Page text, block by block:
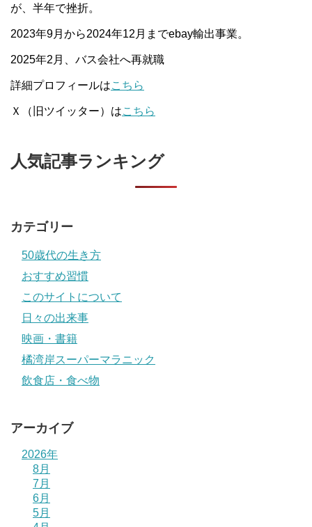
が、半年で挫折。
2023年9月から2024年12月までebay輸出事業。
2025年2月、バス会社へ再就職
詳細プロフィールはこちら
Ｘ（旧ツイッター）はこちら
人気記事ランキング
カテゴリー
50歳代の生き方
おすすめ習慣
このサイトについて
日々の出来事
映画・書籍
橘湾岸スーパーマラニック
飲食店・食べ物
アーカイブ
2026年
8月
7月
6月
5月